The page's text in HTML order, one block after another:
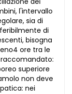
l'intervallo
sia di
di
bisogna
ore tra le
superiore
non deve
nei